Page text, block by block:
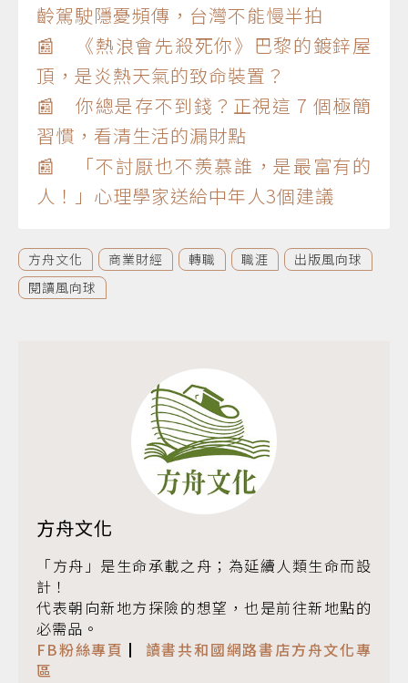
齡駕駛隱憂頻傳，台灣不能慢半拍
📰 《熱浪會先殺死你》巴黎的鍍鋅屋
頂，是炎熱天氣的致命裝置？
📰 你總是存不到錢？正視這 7 個極簡
習慣，看清生活的漏財點
📰 「不討厭也不羨慕誰，是最富有的
人！」心理學家送給中年人3個建議
方舟文化 商業財經 轉職 職涯
出版風向球
閱讀風向球
方舟文化
「方舟」是生命承載之舟；為延續人類生命而設
計！
代表朝向新地方探險的想望，也是前往新地點的
必需品。
FB粉絲專頁 ▏ 讀書共和國網路書店方舟文化專
區